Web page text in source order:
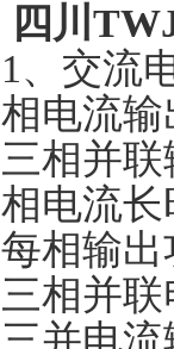
四川
1、交流
相电流
三相并
相电流
每相输出
三相并
三并电